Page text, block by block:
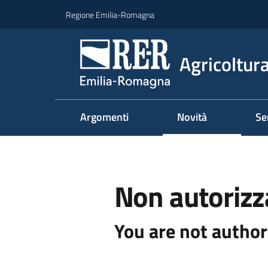
Regione Emilia-Romagna
Argomenti Novità
Non
You are not